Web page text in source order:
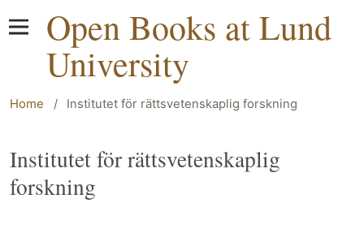
Open Books at Lund
University
Home / Institutet för rättsvetenskaplig forskning
Institutet för rättsvetenskaplig
forskning